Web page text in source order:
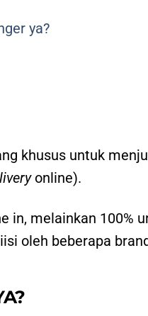
ya?
khusus untuk
online).
in, melainkan 100%
oleh beberapa